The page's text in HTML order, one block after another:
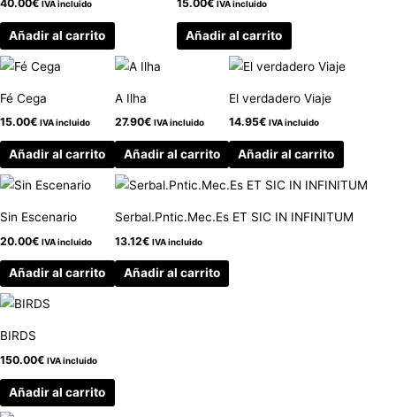
40.00€ IVA incluido
Añadir al carrito
15.00€ IVA incluido
Añadir al carrito
Fé Cega
15.00€ IVA incluido
Añadir al carrito
A Ilha
27.90€ IVA incluido
Añadir al carrito
El verdadero Viaje
14.95€ IVA incluido
Añadir al carrito
Sin Escenario
20.00€ IVA incluido
Añadir al carrito
Serbal.Pntic.Mec.Es ET SIC IN INFINITUM
13.12€ IVA incluido
Añadir al carrito
BIRDS
150.00€ IVA incluido
Añadir al carrito